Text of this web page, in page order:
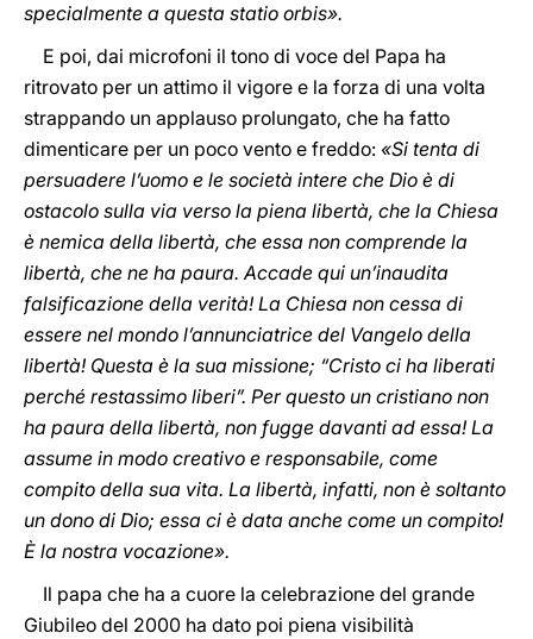
specialmente a questa statio orbis».
E poi, dai microfoni il tono di voce del Papa ha
ritrovato per un attimo il vigore e la forza di una volta
strappando un applauso prolungato, che ha fatto
dimenticare per un poco vento e freddo: «Si tenta di
persuadere l’uomo e le società intere che Dio è di
ostacolo sulla via verso la piena libertà, che la Chiesa
è nemica della libertà, che essa non comprende la
libertà, che ne ha paura. Accade qui un’inaudita
falsificazione della verità! La Chiesa non cessa di
essere nel mondo l’annunciatrice del Vangelo della
libertà! Questa è la sua missione; “Cristo ci ha liberati
perché restassimo liberi”. Per questo un cristiano non
ha paura della libertà, non fugge davanti ad essa! La
assume in modo creativo e responsabile, come
compito della sua vita. La libertà, infatti, non è soltanto
un dono di Dio; essa ci è data anche come un compito!
È la nostra vocazione».
Il papa che ha a cuore la celebrazione del grande
Giubileo del 2000 ha dato poi piena visibilità